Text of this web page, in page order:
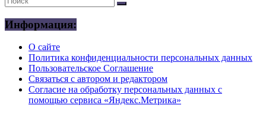
Информация:
О сайте
Политика конфиденциальности персональных данных
Пользовательское Соглашение
Связаться с автором и редактором
Согласие на обработку персональных данных с
помощью сервиса «Яндекс.Метрика»